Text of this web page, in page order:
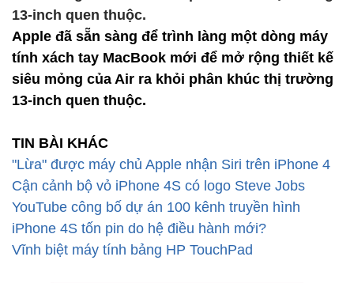
13-inch quen thuộc.
Apple đã sẵn sàng để trình làng một dòng máy
tính xách tay MacBook mới để mở rộng thiết kế
siêu mỏng của Air ra khỏi phân khúc thị trường
13-inch quen thuộc.
TIN BÀI KHÁC
"Lừa" được máy chủ Apple nhận Siri trên iPhone 4
Cận cảnh bộ vỏ iPhone 4S có logo Steve Jobs
YouTube công bố dự án 100 kênh truyền hình
iPhone 4S tốn pin do hệ điều hành mới?
Vĩnh biệt máy tính bảng HP TouchPad